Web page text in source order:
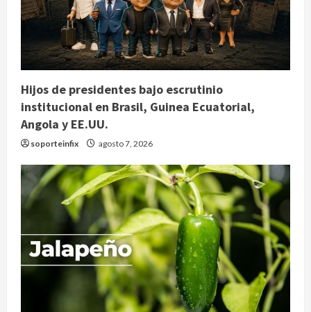
Hijos de presidentes bajo escrutinio
institucional en Brasil, Guinea Ecuatorial,
Angola y EE.UU.
soporteinfix agosto 7, 2026